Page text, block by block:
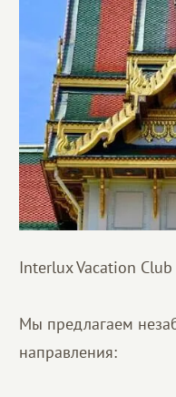
Interlux Vacation
Мы предлагаем
направления: